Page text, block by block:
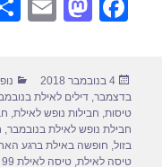
F
e
b
o
M
o
d
o
E
פורסם
בתאריך
4 בנובמבר 2018
בדצמבר ,דילים לאילת
טיסות חבילות נופש לאילת
חבילת נופש לאילת בנובמבר
בזול חופשה באילת ברגע
טיסה לאילת ,טיסה לאילת 99 ש"ח